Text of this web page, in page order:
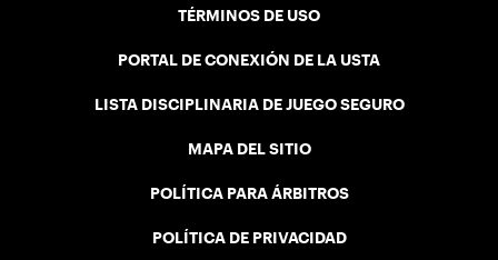
TÉRMINOS DE USO
PORTAL DE CONEXIÓN DE LA USTA
LISTA DISCIPLINARIA DE JUEGO SEGURO
MAPA DEL SITIO
POLÍTICA PARA ÁRBITROS
POLÍTICA DE PRIVACIDAD